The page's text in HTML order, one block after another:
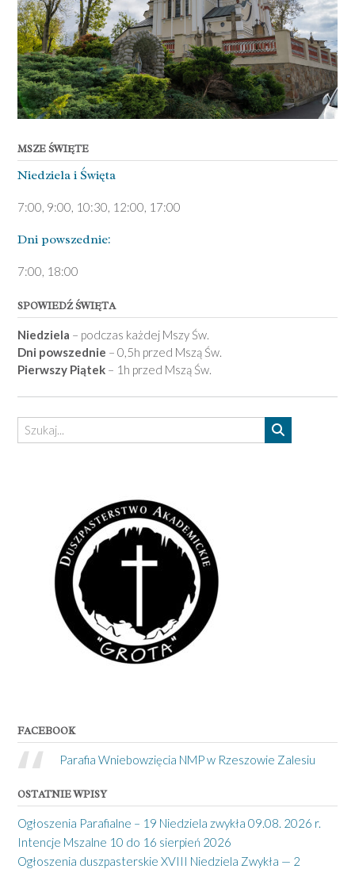
MSZE ŚWIĘTE
Niedziela ­i Święta
7:00, 9:00, 10:30, 12:00, 17:00
Dni pows­zednie:
7­:00, 18:00­
SPOWIEDŹ ŚWIĘTA
Niedziela – podczas każdej Mszy Św.
Dni powszednie – 0,5h przed Mszą Św.
Pierwszy Piątek – 1h przed Mszą Św.
FACEBOOK
Parafia Wniebowzięcia NMP w Rzeszowie Zalesiu
OSTATNIE WPISY
Ogłoszenia Parafialne – 19 Niedziela zwykła 09.08. 2026 r.
Intencje Mszalne 10 do 16 sierpień 2026
Ogłoszenia duszpasterskie XVIII Niedziela Zwykła — 2